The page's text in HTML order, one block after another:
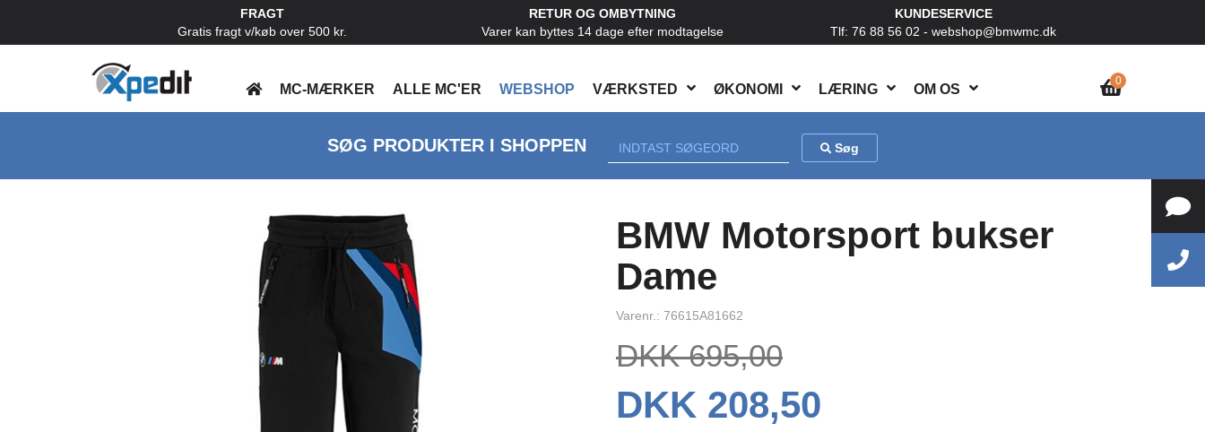
MC-MÆRKER ALLE MC'ER WEBSHOP VÆRKSTED ØKONOMI LÆRING OM OS
0
FRAGT
Gratis fragt v/køb over 500 kr.
RETUR OG OMBYTNING
Varer kan byttes 14 dage efter modtagelse
KUNDESERVICE
Tlf: 76 88 56 02 - webshop@bmwmc.dk
SØG PRODUKTER I SHOPPEN Søg
BMW Motorsport bukser
Dame
Varenr.: 76615A81662
DKK 695,00
DKK 208,50